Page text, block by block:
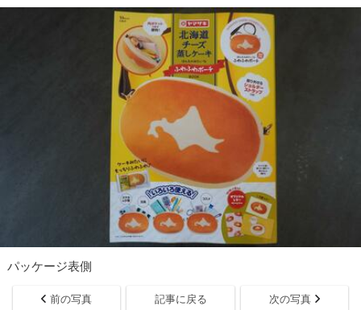
パッケージ表側
前の写真 記事に戻る 次の写真